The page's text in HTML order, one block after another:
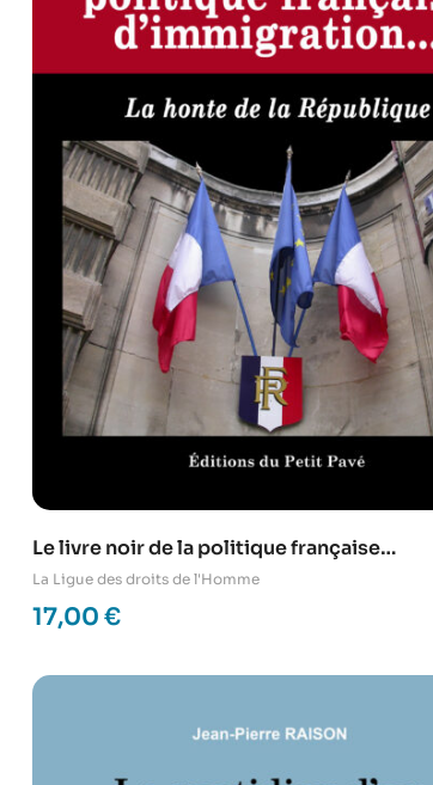
Le livre noir de la politique française
d’immigration
La Ligue des droits de l'Homme
17,00 €